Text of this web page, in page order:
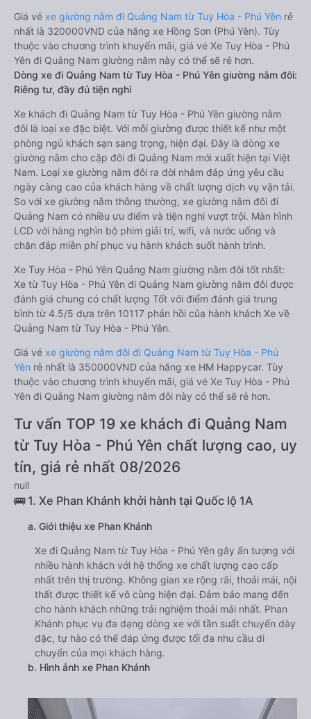
Giá vé xe giường nằm đi Quảng Nam từ Tuy Hòa - Phú Yên rẻ
nhất là 320000VND của hãng xe Hồng Sơn (Phú Yên). Tùy
thuộc vào chương trình khuyến mãi, giá vé Xe Tuy Hòa - Phú
Yên đi Quảng Nam giường nằm này có thể sẽ rẻ hơn.
Dòng xe đi Quảng Nam từ Tuy Hòa - Phú Yên giường nằm đôi:
Riêng tư, đầy đủ tiện nghi
Xe khách đi Quảng Nam từ Tuy Hòa - Phú Yên giường nằm
đôi là loại xe đặc biệt. Với mỗi giường được thiết kế như một
phòng ngủ khách sạn sang trọng, hiện đại. Đây là dòng xe
giường nằm cho cặp đôi đi Quảng Nam mới xuất hiện tại Việt
Nam. Loại xe giường nằm đôi ra đời nhằm đáp ứng yêu cầu
ngày càng cao của khách hàng về chất lượng dịch vụ vận tải.
So với xe giường nằm thông thường, xe giường nằm đôi đi
Quảng Nam có nhiều ưu điểm và tiện nghi vượt trội. Màn hình
LCD với hàng nghìn bộ phim giải trí, wifi, và nước uống và
chăn đắp miễn phí phục vụ hành khách suốt hành trình.
Xe Tuy Hòa - Phú Yên Quảng Nam giường nằm đôi tốt nhất:
Xe từ Tuy Hòa - Phú Yên đi Quảng Nam giường nằm đôi được
đánh giá chung có chất lượng Tốt với điểm đánh giá trung
bình từ 4.5/5 dựa trên 10117 phản hồi của hành khách Xe về
Quảng Nam từ Tuy Hòa - Phú Yên.
Giá vé xe giường nằm đôi đi Quảng Nam từ Tuy Hòa - Phú
Yên rẻ nhất là 350000VND của hãng xe HM Happycar. Tùy
thuộc vào chương trình khuyến mãi, giá vé Xe Tuy Hòa - Phú
Yên đi Quảng Nam giường nằm đôi này có thể sẽ rẻ hơn.
Tư vấn TOP 19 xe khách đi Quảng Nam
từ Tuy Hòa - Phú Yên chất lượng cao, uy
tín, giá rẻ nhất 08/2026
null
🚌 1. Xe Phan Khánh khởi hành tại Quốc lộ 1A
a. Giới thiệu xe Phan Khánh
Xe đi Quảng Nam từ Tuy Hòa - Phú Yên gây ấn tượng với
nhiều hành khách với hệ thống xe chất lượng cao cấp
nhất trên thị trường. Không gian xe rộng rãi, thoải mái, nội
thất được thiết kế vô cùng hiện đại. Đảm bảo mang đến
cho hành khách những trải nghiệm thoải mái nhất. Phan
Khánh phục vụ đa dạng dòng xe với tần suất chuyến dày
đặc, tự hào có thể đáp ứng được tối đa nhu cầu di
chuyển của mọi khách hàng.
b. Hình ảnh xe Phan Khánh